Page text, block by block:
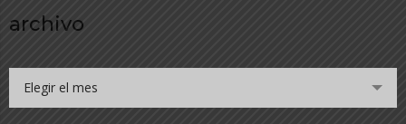
archivo
Elegir el mes